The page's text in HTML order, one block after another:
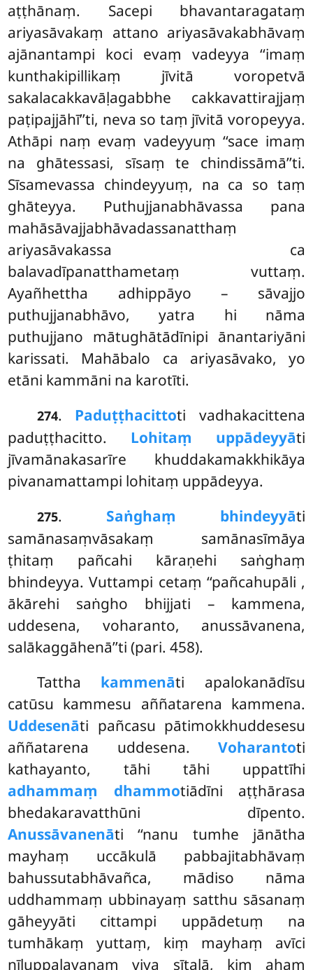
aṭṭhānaṃ. Sacepi bhavantaragataṃ
ariyasāvakaṃ attano ariyasāvakabhāvaṃ
ajānantampi koci evaṃ vadeyya ‘‘imaṃ
kunthakipillikaṃ jīvitā voropetvā
sakalacakkavāḷagabbhe cakkavattirajjaṃ
paṭipajjāhī’’ti, neva so taṃ jīvitā voropeyya.
Athāpi naṃ evaṃ vadeyyuṃ ‘‘sace imaṃ
na ghātessasi, sīsaṃ te chindissāmā’’ti.
Sīsamevassa chindeyyuṃ, na ca so taṃ
ghāteyya. Puthujjanabhāvassa pana
mahāsāvajjabhāvadassanatthaṃ
ariyasāvakassa ca
balavadīpanatthametaṃ vuttaṃ.
Ayañhettha adhippāyo – sāvajjo
puthujjanabhāvo, yatra hi nāma
puthujjano mātughātādīnipi ānantariyāni
karissati. Mahābalo ca ariyasāvako, yo
etāni kammāni na karotīti.
274. Paduṭṭhacittoti vadhakacittena
paduṭṭhacitto. Lohitaṃ uppādeyyāti
jīvamānakasarīre khuddakamakkhikāya
pivanamattampi lohitaṃ uppādeyya.
275. Saṅghaṃ bhindeyyāti
samānasaṃvāsakaṃ samānasīmāya
ṭhitaṃ pañcahi kāraṇehi saṅghaṃ
bhindeyya. Vuttampi cetaṃ ‘‘pañcahupāli ,
ākārehi saṅgho bhijjati – kammena,
uddesena, voharanto, anussāvanena,
salākaggāhenā’’ti (pari. 458).
Tattha kammenāti apalokanādīsu
catūsu kammesu aññatarena kammena.
Uddesenāti pañcasu pātimokkhuddesesu
aññatarena uddesena. Voharantoti
kathayanto, tāhi tāhi uppattīhi
adhammaṃ dhammotiādīni aṭṭhārasa
bhedakaravatthūni dīpento.
Anussāvanenāti ‘‘nanu tumhe jānātha
mayhaṃ uccākulā pabbajitabhāvaṃ
bahussutabhāvañca, mādiso nāma
uddhammaṃ ubbinayaṃ satthu sāsanaṃ
gāheyyāti cittampi uppādetuṃ na
tumhākaṃ yuttaṃ, kiṃ mayhaṃ avīci
nīluppalavanaṃ viya sītalā, kiṃ ahaṃ